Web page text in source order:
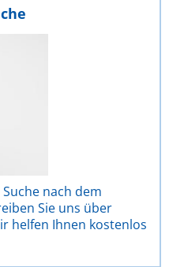
nach dem
Sie uns über
helfen Ihnen kostenlos